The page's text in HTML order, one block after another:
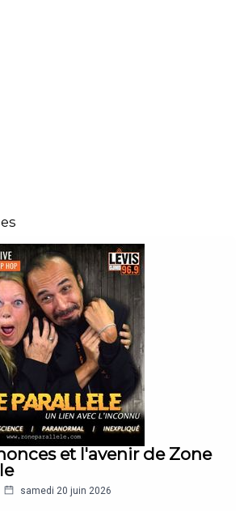
et l'avenir de Zone
samedi 20 juin 2026